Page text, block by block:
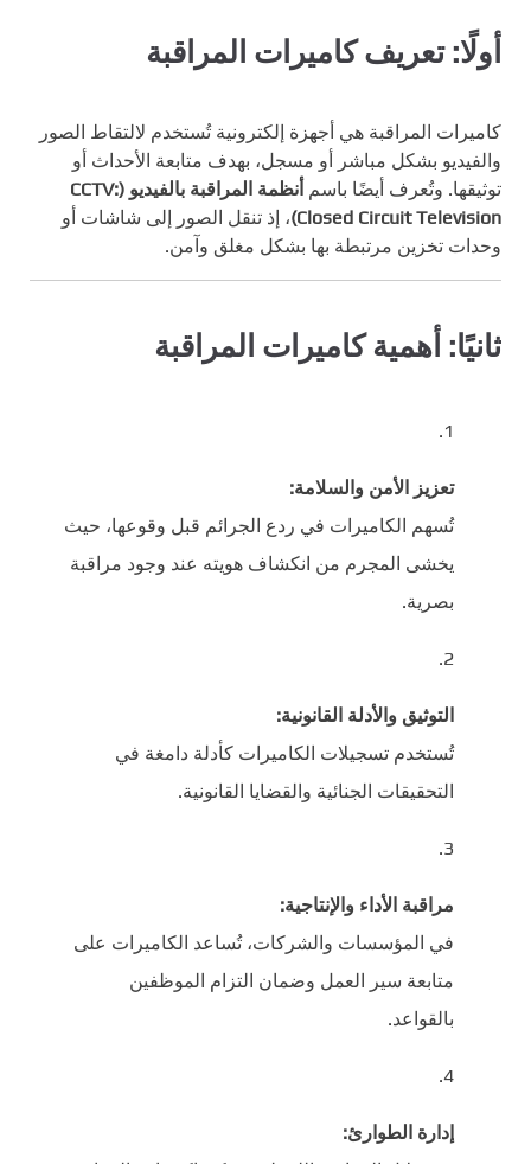
أولًا: تعريف كاميرات المراقبة
كاميرات المراقبة هي أجهزة إلكترونية تُستخدم لالتقاط الصور
والفيديو بشكل مباشر أو مسجل، بهدف متابعة الأحداث أو
توثيقها. وتُعرف أيضًا باسم
أنظمة المراقبة بالفيديو (CCTV:
Closed Circuit Television) ، إذ تنقل الصور إلى شاشات أو
وحدات تخزين مرتبطة بها بشكل مغلق وآمن.
ثانيًا: أهمية كاميرات المراقبة
تعزيز الأمن والسلامة:
تُسهم الكاميرات في ردع الجرائم قبل وقوعها، حيث
يخشى المجرم من انكشاف هويته عند وجود مراقبة
بصرية.
التوثيق والأدلة القانونية:
تُستخدم تسجيلات الكاميرات كأدلة دامغة في
التحقيقات الجنائية والقضايا القانونية.
مراقبة الأداء والإنتاجية:
في المؤسسات والشركات، تُساعد الكاميرات على
متابعة سير العمل وضمان التزام الموظفين
بالقواعد.
إدارة الطوارئ: